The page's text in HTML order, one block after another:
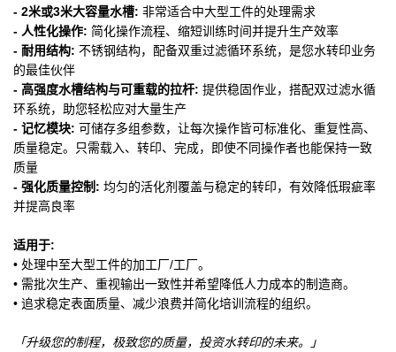
- 2米或3米大容量水槽: 非常适合中大型工件的处理需求
- 人性化操作: 简化操作流程、缩短训练时间并提升生产效率
- 耐用结构: 不锈钢结构，配备双重过滤循环系统，是您水转印业务
的最佳伙伴
- 高强度水槽结构与可重载的拉杆: 提供稳固作业，搭配双过滤水循
环系统，助您轻松应对大量生产
- 记忆模块: 可储存多组参数，让每次操作皆可标准化、重复性高、
质量稳定。只需载入、转印、完成，即使不同操作者也能保持一致
质量
- 强化质量控制: 均匀的活化剂覆盖与稳定的转印，有效降低瑕疵率
并提高良率
适用于:
• 处理中至大型工件的加工厂/工厂。
• 需批次生产、重视输出一致性并希望降低人力成本的制造商。
• 追求稳定表面质量、减少浪费并简化培训流程的组织。
「升级您的制程，极致您的质量，投资水转印的未来。」